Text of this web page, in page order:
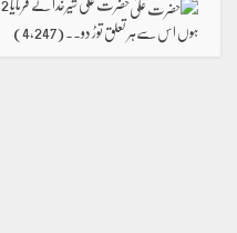
ہوں اس سےہر تعلق توڑ دو۔۔(4,247)